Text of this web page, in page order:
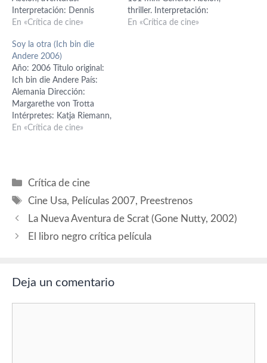
Interpretación: Dennis
Quaid (Frank Towns),
Tyrese Gibson (A.J.),
Miranda Otto (Kelly), Hugh
Laurie (Ian), Tony Curran
(Rodney), Kirk Jones
(Jeremy), Jacob Vargas
(Sammi), Scott Michael
Campbell (Liddle), Kevork
Malikyan (Rady), Jared
En «Crítica de cine»
thriller. Interpretación:
Denzel Washington (Frank
En «Crítica de cine»
Soy la otra (Ich bin die
Andere 2006)
Año: 2006 Título original:
Ich bin die Andere País:
Alemania Dirección:
Margarethe von Trotta
Intérpretes: Katja Riemann,
August Diehl, Armin
Música: Christian Heyne
Fotografía: Axel Block
Drama La película muestra
una galería de personajes…
En «Crítica de cine»
Categorías
Crítica de cine
Etiquetas
Cine Usa, Películas 2007, Preestrenos
La Nueva Aventura de Scrat (Gone Nutty, 2002)
El libro negro crítica película
Deja un comentario